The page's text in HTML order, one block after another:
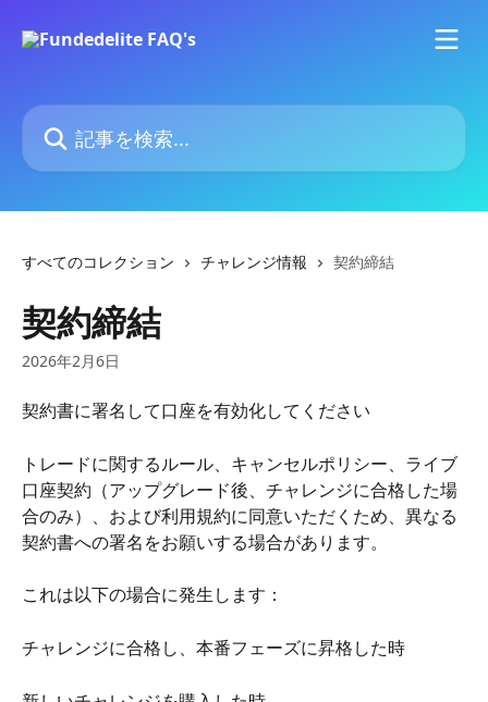
記事を検索...
すべてのコレクション チャレンジ情報 契約締結
契約締結
2026年2月6日
契約書に署名して口座を有効化してください
トレードに関するルール、キャンセルポリシー、ライブ
口座契約（アップグレード後、チャレンジに合格した場
合のみ）、および利用規約に同意いただくため、異なる
契約書への署名をお願いする場合があります。
これは以下の場合に発生します：
チャレンジに合格し、本番フェーズに昇格した時